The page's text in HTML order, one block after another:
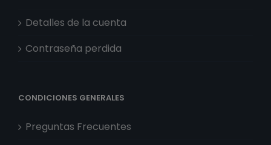
Detalles de la cuenta
Contraseña perdida
CONDICIONES GENERALES
Preguntas Frecuentes